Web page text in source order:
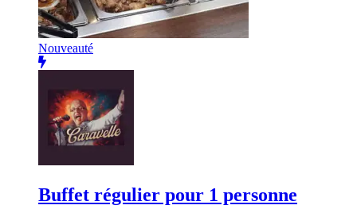
Nouveauté
Buffet régulier pour 1 personne